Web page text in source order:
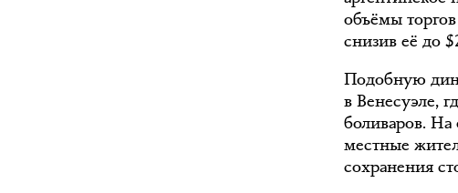
объёмы
снизив её до
Подобную
в Венесуэле,
боливаров. На
местные
сохранения